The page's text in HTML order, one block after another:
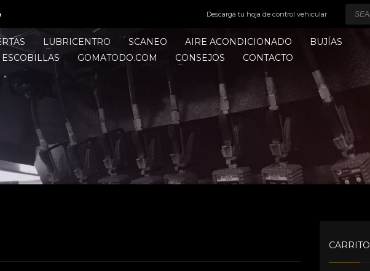
Descargá tu hoja de control vehicular
LUBRICENTRO SCANEO AIRE ACONDICIONADO
BUJÍAS
ESCOBILLAS GOMATODO.COM CONSEJOS CONTACTO
CARRITO